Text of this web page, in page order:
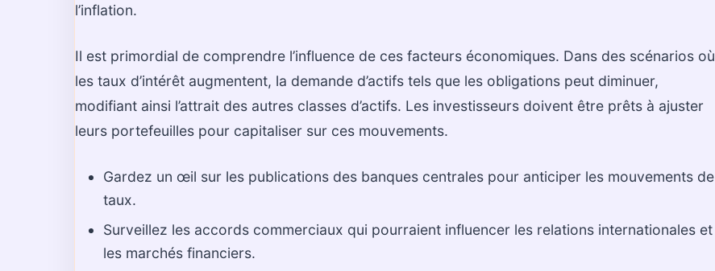
l’inflation.
Il est primordial de comprendre l’influence de ces facteurs économiques. Dans des scénarios où
les taux d’intérêt augmentent, la demande d’actifs tels que les obligations peut diminuer,
modifiant ainsi l’attrait des autres classes d’actifs. Les investisseurs doivent être prêts à ajuster
leurs portefeuilles pour capitaliser sur ces mouvements.
Gardez un œil sur les publications des banques centrales pour anticiper les mouvements de
taux.
Surveillez les accords commerciaux qui pourraient influencer les relations internationales et
les marchés financiers.